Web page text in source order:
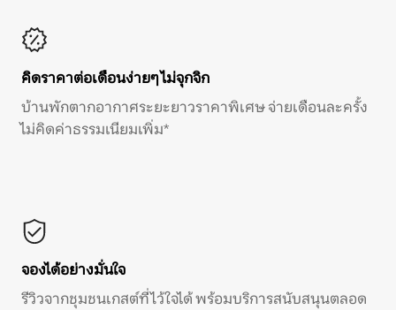
คิดราคาต่อเดือนง่ายๆ ไม่จุกจิก
บ้านพักตากอากาศระยะยาวราคาพิเศษ จ่ายเดือนละครั้ง
ไม่คิดค่าธรรมเนียมเพิ่ม*
จองได้อย่างมั่นใจ
รีวิวจากชุมชนเกสต์ที่ไว้ใจได้ พร้อมบริการสนับสนุนตลอด